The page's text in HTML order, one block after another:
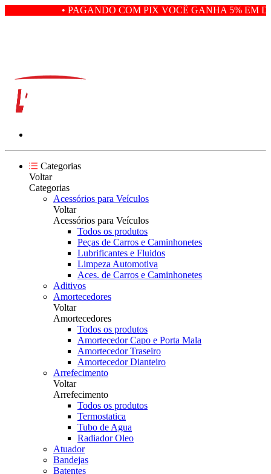
• PAGANDO COM PIX VOCÊ GANHA 5% EM
Categorias
Voltar
Categorias
Acessórios para Veículos
Voltar
Acessórios para Veículos
Todos os produtos
Peças de Carros e Caminhonetes
Lubrificantes e Fluidos
Limpeza Automotiva
Aces. de Carros e Caminhonetes
Aditivos
Amortecedores
Voltar
Amortecedores
Todos os produtos
Amortecedor Capo e Porta Mala
Amortecedor Traseiro
Amortecedor Dianteiro
Arrefecimento
Voltar
Arrefecimento
Todos os produtos
Termostatica
Tubo de Agua
Radiador Oleo
Atuador
Bandejas
Batentes